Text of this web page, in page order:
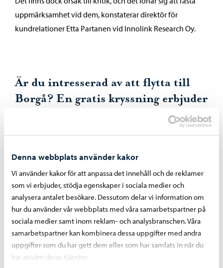
Denna webbplats använder kakor
Vi använder kakor för att anpassa det innehåll och de reklamer
som vi erbjuder, stödja egenskaper i sociala medier och
analysera antalet besökare. Dessutom delar vi information om
hur du använder vår webbplats med våra samarbetspartner på
sociala medier samt inom reklam- och analysbranschen. Våra
samarbetspartner kan kombinera dessa uppgifter med andra
uppgifter som du har gett dem eller som har samlats in när du
har använt deras tjänster.
uppmärksamhet vid dem, konstaterar direktör för
kundrelationer Etta Partanen vid Innolink Research Oy.
Är du intresserad av att flytta till
Borgå? En gratis kryssning erbjuder
information om att bo i Borgå
Visit Borgå och marknadsföringen ordnar en avgiftsfri
fartyget J.L. Runeberg och under kryssningen berättar
experter om boende, skolor, daghem och fritidstjänster i
Borgå.
– Borgå är en stad dit man kommer för att stanna, 97 % av
de som flyttar har hittat ett lämpligt hem här, och var tredje
är återflyttare. Detta berättar om stadens attraktionskraft